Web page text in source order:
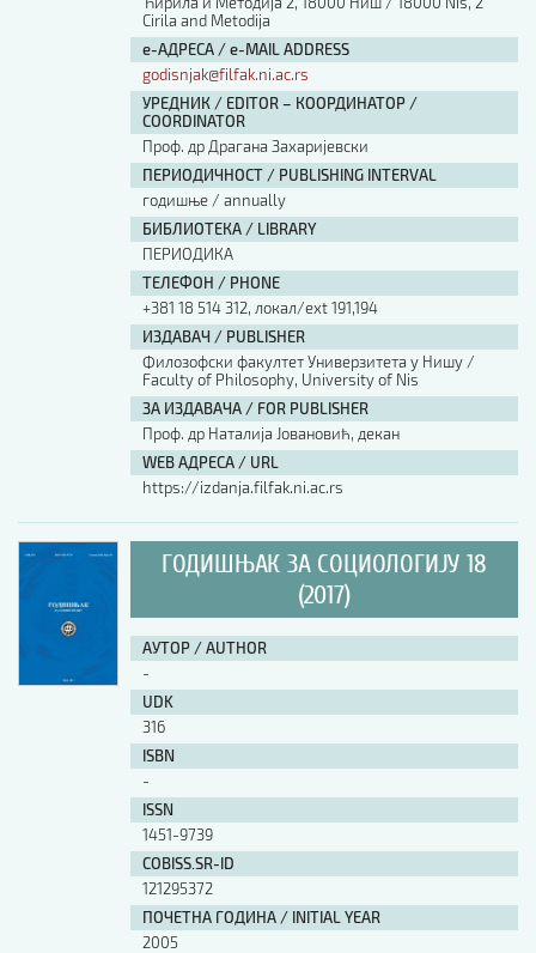
Cirila and Metodija
е-АДРЕСА / e-MAIL ADDRESS
godisnjak@filfak.ni.ac.rs
УРЕДНИК / EDITOR – КООРДИНАТОР /
COORDINATOR
Проф. др Драгана Захаријевски
ПЕРИОДИЧНОСТ / PUBLISHING INTERVAL
годишње / annually
БИБЛИОТЕКА / LIBRARY
ПЕРИОДИКА
ТЕЛЕФОН / PHONE
+381 18 514 312, локал/ext 191,194
ИЗДАВАЧ / PUBLISHER
Филозофски факултет Универзитета у Нишу /
Faculty of Philosophy, University of Nis
ЗА ИЗДАВАЧА / FOR PUBLISHER
Проф. др Наталија Јовановић, декан
WEB АДРЕСА / URL
https://izdanja.filfak.ni.ac.rs
ГОДИШЊАК ЗА СОЦИОЛОГИЈУ 18
(2017)
АУТОР / AUTHOR
-
UDK
316
ISBN
-
ISSN
1451-9739
COBISS.SR-ID
121295372
ПОЧЕТНА ГОДИНА / INITIAL YEAR
2005